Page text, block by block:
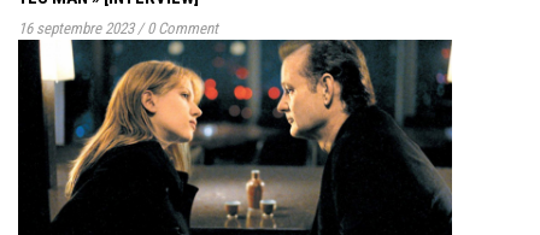
16 septembre 2023 / 0 Comment